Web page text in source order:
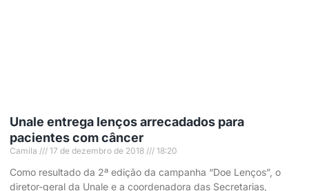
Unale entrega lenços arrecadados para
pacientes com câncer
Camila 17 de dezembro de 2018 18:20
Como resultado da 2ª edição da campanha “Doe Lenços”, o
diretor-geral da Unale e a coordenadora das Secretarias,